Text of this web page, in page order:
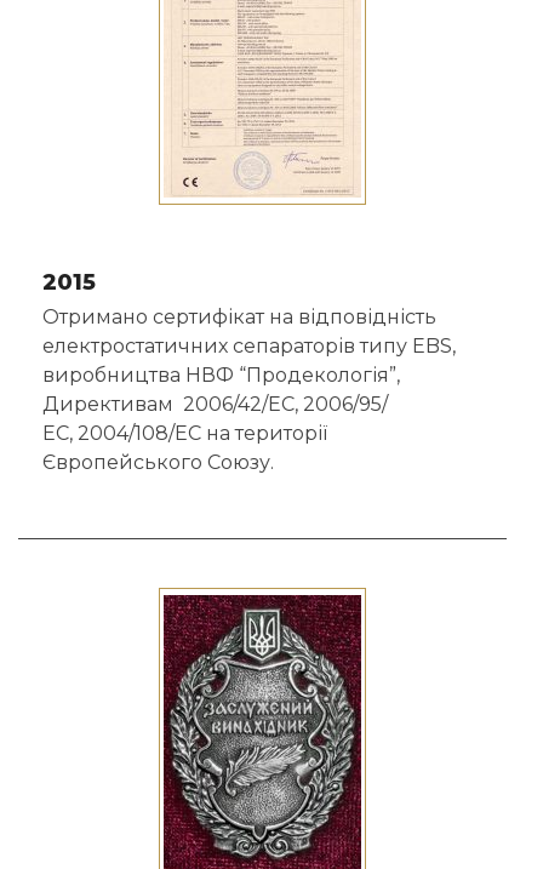
2015
Отримано сертифікат на відповідність
електростатичних сепараторів типу EBS,
виробництва НВФ “Продекологія”,
Директивам 2006/42/ЕС, 2006/95/
ЕС, 2004/108/ЕС на території
Європейського Союзу.